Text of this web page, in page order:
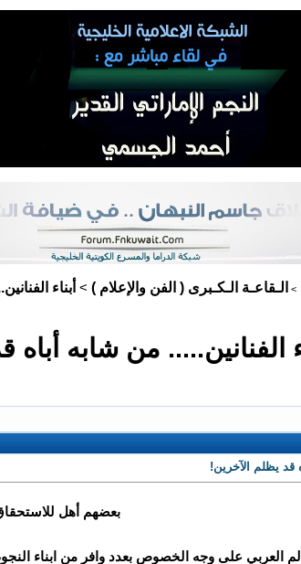
> الـقاعـة الـكـبرى ( الفن والإعلام )> أبناء
الفنانين..... من شابه
قد يظلم الآخرين!
بعضهم أهل
العربي على وجه الخصوص بعدد وافر من ابناء